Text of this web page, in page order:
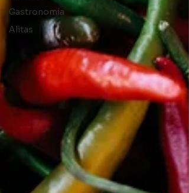
Gastronomía
Alitas